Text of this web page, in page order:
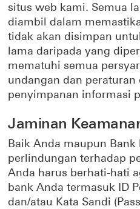
situs web kami. Semua
diambil dalam
tidak akan disimpan
lama daripada yang
mematuhi semua
undangan dan
penyimpanan informasi
Jaminan
Baik Anda maupun
perlindungan terhadap
Anda harus berhati-hati
bank Anda termasuk ID
dan/atau Kata Sandi